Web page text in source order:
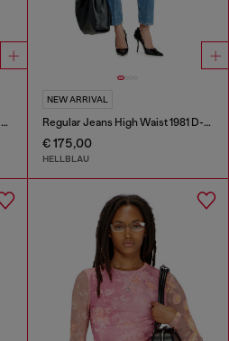
Play-Glänzende Crossbody-Tasche
NEW ARRIVAL
Regular Jeans High Waist 1981 D-Went
€ 175,00
HELLBLAU